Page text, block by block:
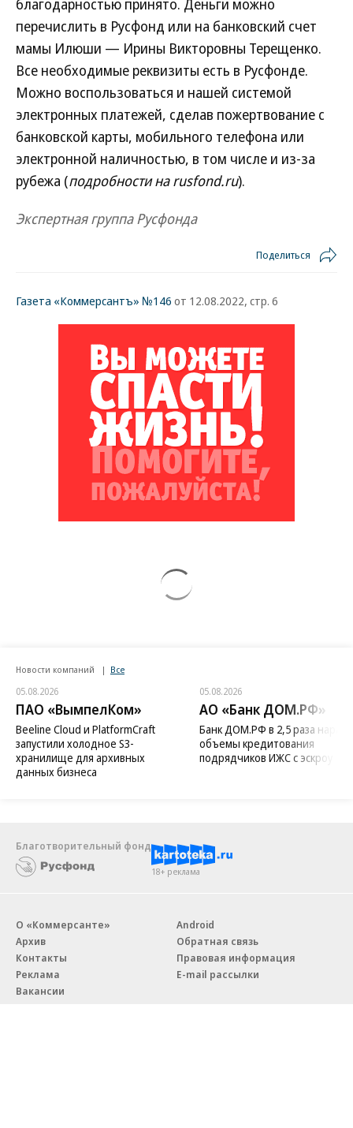
благодарностью принято. Деньги можно
перечислить в Русфонд или на банковский счет
мамы Илюши — Ирины Викторовны Терещенко.
Все необходимые реквизиты есть в Русфонде.
Можно воспользоваться и нашей системой
электронных платежей, сделав пожертвование с
банковской карты, мобильного телефона или
электронной наличностью, в том числе и из-за
рубежа (подробности на rusfond.ru).
Экспертная группа Русфонда
Поделиться
Газета «Коммерсантъ» №146 от 12.08.2022, стр. 6
Новости компаний Все
05.08.2026
ПАО «ВымпелКом»
Beeline Cloud и PlatformCraft
запустили холодное S3-
хранилище для архивных
данных бизнеса
05.08.2026
АО «Банк ДОМ.РФ»
Банк ДОМ.РФ в 2,5 раза
объемы кредитования
подрядчиков ИЖС с эскроу
Благотворительный фонд
18+ реклама
О «Коммерсанте»
Архив
Контакты
Реклама
Вакансии
Android
Обратная связь
Правовая информация
E-mail рассылки